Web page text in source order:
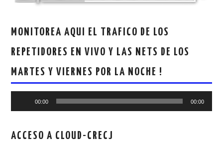
MONITOREA AQUI EL TRAFICO DE LOS
REPETIDORES EN VIVO Y LAS NETS DE LOS
MARTES Y VIERNES POR LA NOCHE !
00:00 00:00
ACCESO A CLOUD-CRECJ